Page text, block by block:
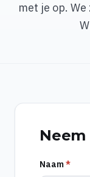
met je op.
Naam*